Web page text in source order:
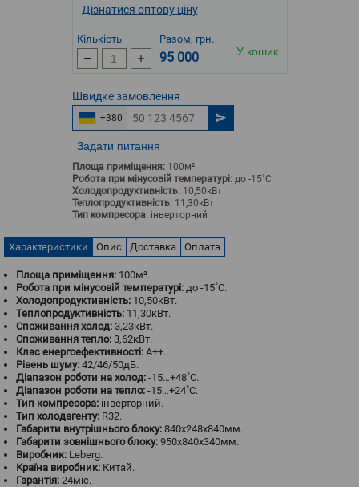
Дізнатися оптову ціну
Кількість Разом, грн.
95 000 У кошик
Швидкезамовлення
+380
Задати питання
Площа приміщення:100м²
Робота при мінусовій температурі:до -15˚С
Холодопродуктивність:10,50кВт
Теплопродуктивність:11,30кВт
Тип компресора:інверторний
Характеристики Опис Доставка Оплата
Площа приміщення: 100м².
Робота при мінусовій температурі: до -15˚С.
Холодопродуктивність: 10,50кВт.
Теплопродуктивність: 11,30кВт.
Споживання холод: 3,23кВт.
Споживання тепло: 3,62кВт.
Клас енергоефективності: A++.
Рівень шуму: 42/46/50дБ.
Діапазон роботи на холод: -15…+48˚С.
Діапазон роботи на тепло: -15…+24˚С.
Тип компресора: інверторний.
Тип холодагенту: R32.
Габарити внутрішнього блоку: 840x248x840мм.
Габарити зовнішнього блоку: 950x840x340мм.
Виробник: Leberg.
Країна виробник: Китай.
Гарантія: 24міс.